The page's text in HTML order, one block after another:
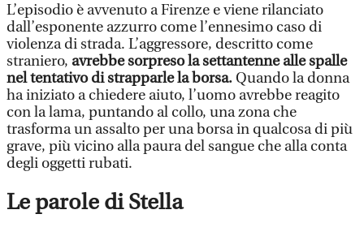
L’episodio è avvenuto a Firenze e viene rilanciato
dall’esponente azzurro come l’ennesimo caso di
violenza di strada. L’aggressore, descritto come
straniero, avrebbe sorpreso la settantenne alle spalle
nel tentativo di strapparle la borsa. Quando la donna
ha iniziato a chiedere aiuto, l’uomo avrebbe reagito
con la lama, puntando al collo, una zona che
trasforma un assalto per una borsa in qualcosa di più
grave, più vicino alla paura del sangue che alla conta
degli oggetti rubati.
Le parole di Stella